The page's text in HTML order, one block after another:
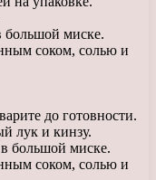
миске.
соком, солью и
до готовности.
лук и кинзу.
большой миске.
соком, солью и